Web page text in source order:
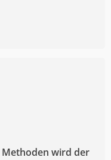
wird der